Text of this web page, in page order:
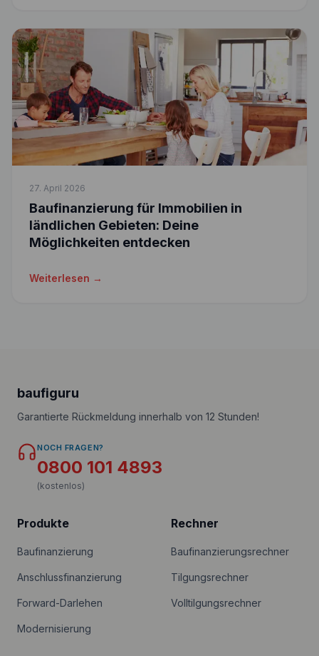
27. April 2026
Baufinanzierung für Immobilien in
ländlichen Gebieten: Deine
Möglichkeiten entdecken
Weiterlesen →
baufiguru
Garantierte Rückmeldung innerhalb von 12 Stunden!
NOCH FRAGEN?
0800 101 4893
(kostenlos)
Produkte
Baufinanzierung
Anschlussfinanzierung
Forward-Darlehen
Modernisierung
Rechner
Baufinanzierungsrechner
Tilgungsrechner
Volltilgungsrechner